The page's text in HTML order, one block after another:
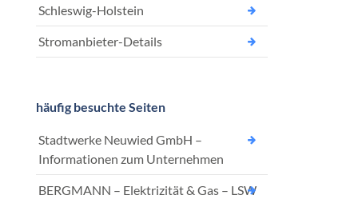
Schleswig-Holstein
Stromanbieter-Details
häufig besuchte Seiten
Stadtwerke Neuwied GmbH –
Informationen zum Unternehmen
BERGMANN – Elektrizität & Gas – LSW